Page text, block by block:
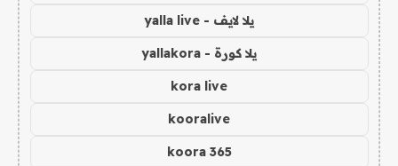
يلا لايف - yalla live
يلا كورة - yallakora
kora live
kooralive
koora 365